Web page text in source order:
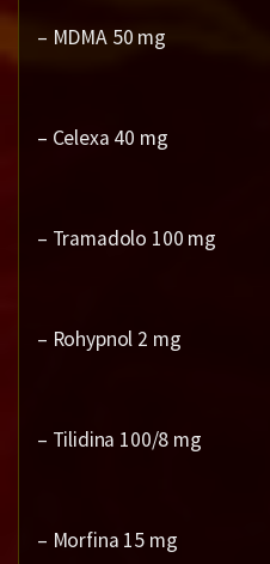
– MDMA 50 mg
– Celexa 40 mg
– Tramadolo 100 mg
– Rohypnol 2 mg
– Tilidina 100/8 mg
– Morfina 15 mg